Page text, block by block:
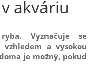
akváriu
Vyznačuje se
a vysokou
je možný, pokud